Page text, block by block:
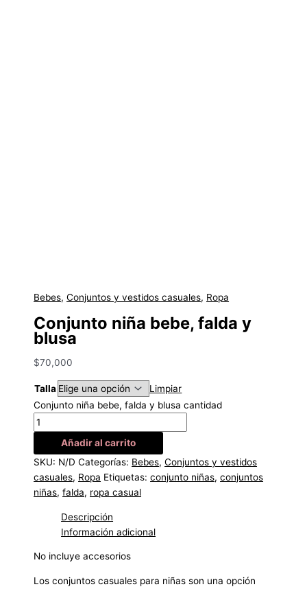
Bebes,Conjuntos y vestidos casuales, Ropa
Conjunto niña bebe, falda y
blusa
$70,000
Talla
Limpiar
Conjunto niña bebe, falda y blusa cantidad
Añadir al carrito
SKU: N/D Categorías: Bebes,Conjuntos y vestidos
casuales, Ropa Etiquetas:conjunto niñas,conjuntos
niñas,falda, ropa casual
Descripción
Información adicional
No incluye accesorios
Los conjuntos casuales para niñas son una opción